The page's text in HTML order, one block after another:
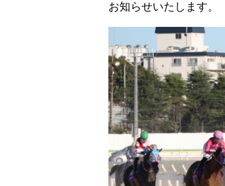
お知らせいたします。